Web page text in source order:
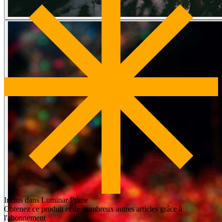
Inclus dans Luminar Prime
Obtenez ce produit et de nombreux autres articles grâce à
l'abonnement